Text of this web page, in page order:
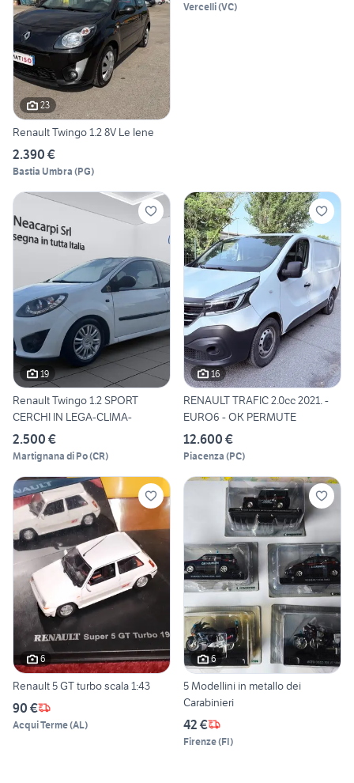
23
Renault Twingo 1.2 8V Le Iene
2.390 €
Bastia Umbra (PG)
Vercelli(VC)
19
Renault Twingo 1.2 SPORT
CERCHI IN LEGA-CLIMA-
2.500 €
Martignana di Po(CR)
16
RENAULT TRAFIC 2.0cc 2021. -
EURO6 - OK PERMUTE
12.600 €
Piacenza (PC)
6
Renault 5 GT turbo scala 1:43
90 €
Acqui Terme(AL)
6
5 Modellini in metallo dei
Carabinieri
42 €
Firenze(FI)